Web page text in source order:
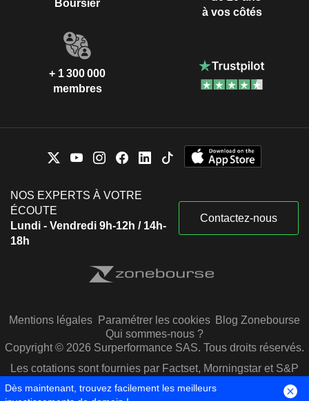
Boursier
à vos côtés
+ 1 300 000
membres
NOS EXPERTS À VOTRE
ÉCOUTE
Lundi - Vendredi 9h-12h / 14h-
18h
Contactez-nous
Mentions légales Paramétrer les cookies Blog Zonebourse
Qui sommes-nous ?
Copyright © 2026 Surperformance SAS. Tous droits réservés.
Les cotations sont fournies par Factset, Morningstar et S&P
Capital IQ
Dès maintenant, trouvez facilement les meilleurs